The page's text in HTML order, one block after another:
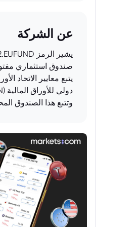
عن الشركة
صندوق استثماري
يتبع معايير الاتحاد
وتتبع هذا الصندوق